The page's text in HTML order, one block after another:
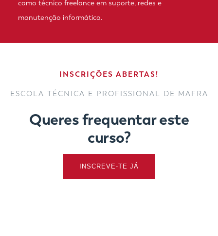
como técnico freelance em suporte, redes e
manutenção informática.
INSCRIÇÕES ABERTAS!
ESCOLA TÉCNICA E PROFISSIONAL DE MAFRA
Queres frequentar este
curso?
INSCREVE-TE JÁ